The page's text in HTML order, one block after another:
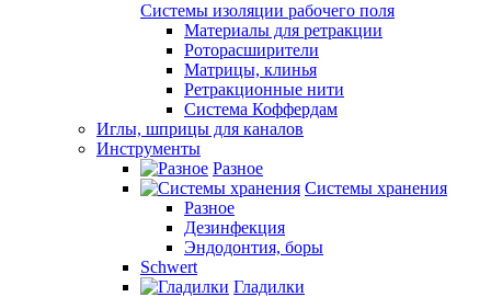
Системы изоляции рабочего поля
Материалы для ретракции
Роторасширители
Матрицы, клинья
Ретракционные нити
Система Коффердам
Иглы, шприцы для каналов
Инструменты
Разное
Системы хранения
Разное
Дезинфекция
Эндодонтия, боры
Schwert
Гладилки